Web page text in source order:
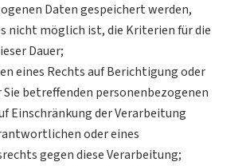
Daten gespeichert werden,
nicht möglich ist, die Kriterien für die
Dauer;
eines Rechts auf Berichtigung oder
Sie betreffenden personenbezogenen
Einschränkung der Verarbeitung
oder eines
gegen diese Verarbeitung;